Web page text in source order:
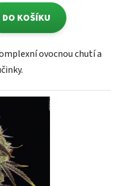
DO KOŠÍKU
ovocnou chutí a